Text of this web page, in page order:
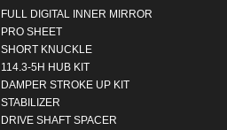
FULL DIGITAL INNER MIRROR
PRO SHEET
SHORT KNUCKLE
114.3-5H HUB KIT
DAMPER STROKE UP KIT
STABILIZER
DRIVE SHAFT SPACER